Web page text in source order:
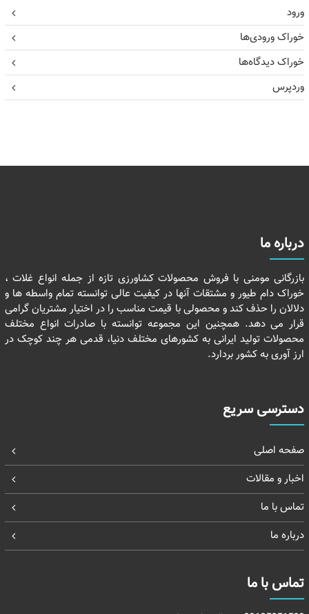
ورود
خوراک ورودی‌ها
خوراک دیدگاه‌ها
وردپرس
درباره ما
بازرگانی مومنی با فروش محصولات کشاورزی تازه از جمله انواع غلات ،
خوراک دام طیور و مشتقات آنها در کیفیت عالی توانسته تمام واسطه ها و
دلالان را حذف کند و محصولی با قیمت مناسب را در اختیار مشتریان گرامی
قرار می دهد. همچنین این مجموعه توانسته با صادرات انواع مختلف
محصولات تولید ایرانی به کشورهای مختلف دنیا، قدمی هر چند کوچک در
ارز آوری به کشور بردارد.
دسترسی سریع
صفحه اصلی
اخبار و مقالات
تماس با ما
درباره ما
تماس با ما